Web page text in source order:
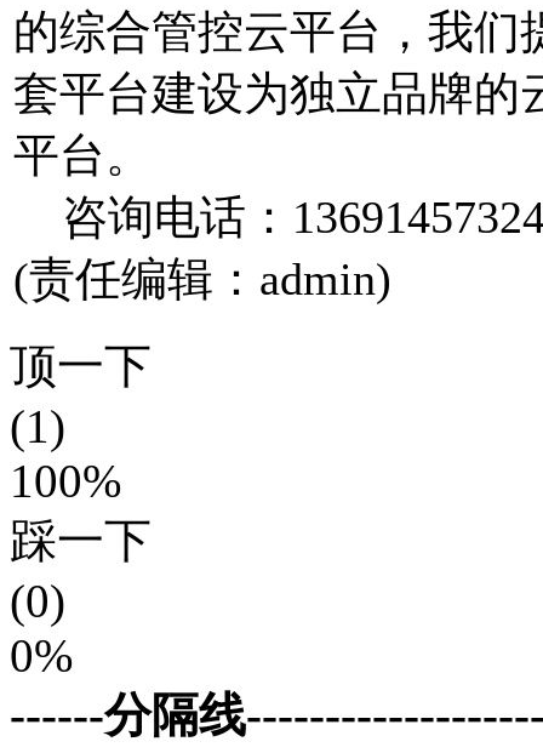
的综合管控云平台，我们
套平台建设为独立品牌的
平台。
咨询电话：
(责任编辑：admin)
顶一下
(1)
100%
踩一下
(0)
0%
------分隔线